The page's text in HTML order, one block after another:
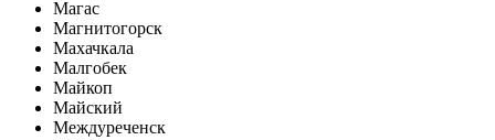
Магас
Магнитогорск
Махачкала
Малгобек
Майкоп
Майский
Междуреченск